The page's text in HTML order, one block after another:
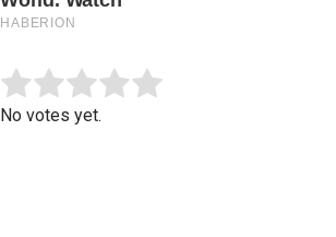
Rate this item:
No votes yet.